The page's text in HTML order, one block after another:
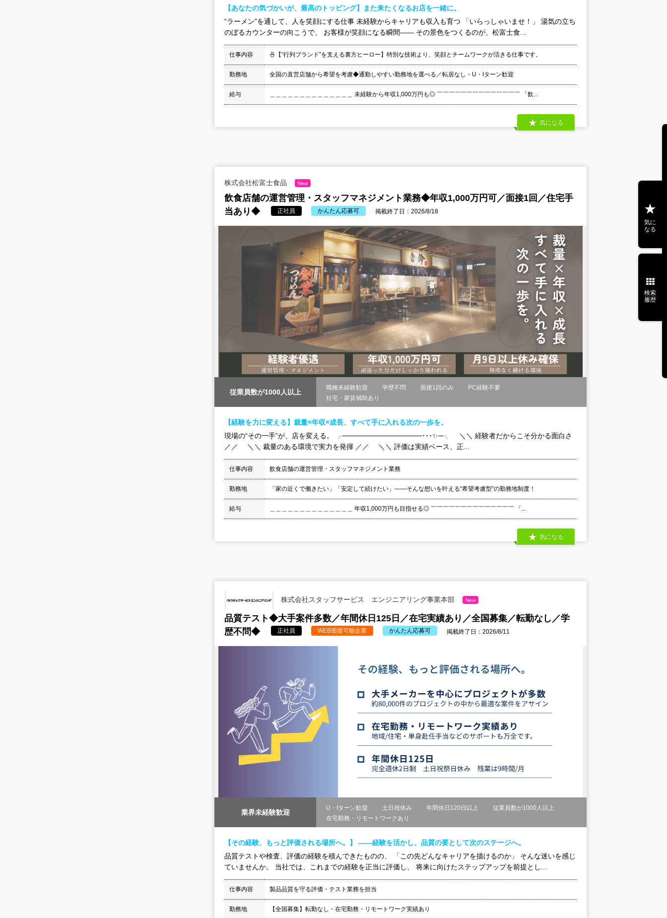
【あなたの気づかいが、最高のトッピング】また来たくなるお店を一緒に。
“ラーメン”を通して、人を笑顔にする仕事 未経験からキャリアも収入も育つ 「いらっしゃいませ！」 湯気の立ち
のぼるカウンターの向こうで、 お客様が笑顔になる瞬間―― その景色をつくるのが、松富士食...
仕事内容 🍜【“行列ブランド”を支える裏方ヒーロー】特別な技術より、笑顔とチームワークが活きる仕事です。
勤務地 全国の直営店舗から希望を考慮◆通勤しやすい勤務地を選べる／転居なし・U・Iターン歓迎
給与 ＿＿＿＿＿＿＿＿＿＿＿＿＿＿ 未経験から年収1,000万円も◎ ￣￣￣￣￣￣￣￣￣￣￣￣￣￣ 「飲...
気になる
株式会社松富士食品 New
飲食店舗の運営管理・スタッフマネジメント業務◆年収1,000万円可／面接1回／住宅手
当あり◆
正社員 かんたん応募可 掲載終了日：2026/8/18
従業員数が1000人以上
職種未経験歓迎 学歴不問 面接1回のみ
PC経験不要
社宅・家賃補助あり
【経験を力に変える】裁量×年収×成長、すべて手に入れる次の一歩を。
現場の“その一手”が、店を変える。 ╭────────────────･･･✨─╮ ＼＼ 経験者だからこそ分かる面白さ
／／ ＼＼ 裁量のある環境で実力を発揮 ／／ ＼＼ 評価は実績ベース、正...
仕事内容 飲食店舗の運営管理・スタッフマネジメント業務
勤務地 「家の近くで働きたい」「安定して続けたい」――そんな想いを叶える“希望考慮型”の勤務地制度！
給与 ＿＿＿＿＿＿＿＿＿＿＿＿＿＿ 年収1,000万円も目指せる◎ ￣￣￣￣￣￣￣￣￣￣￣￣￣￣ 「...
気になる
株式会社スタッフサービス エンジニアリング事業本部 New
品質テスト◆大手案件多数／年間休日125日／在宅実績あり／全国募集／転勤なし／学
歴不問◆
正社員 WEB面接可能企業 かんたん応募可 掲載終了日：2026/8/11
業界未経験歓迎
U・Iターン歓迎 土日祝休み 年間休日120日以上
従業員数が1000人以上
在宅勤務・リモートワークあり
【その経験、もっと評価される場所へ。】 ――経験を活かし、品質の要として次のステージへ。
品質テストや検査、評価の経験を積んできたものの、 「この先どんなキャリアを描けるのか」 そんな迷いを感じ
ていませんか。 当社では、これまでの経験を正当に評価し、 将来に向けたステップアップを前提とし...
仕事内容 製品品質を守る評価・テスト業務を担当
勤務地 【全国募集】転勤なし・在宅勤務・リモートワーク実績あり
気に
なる
検索
履歴